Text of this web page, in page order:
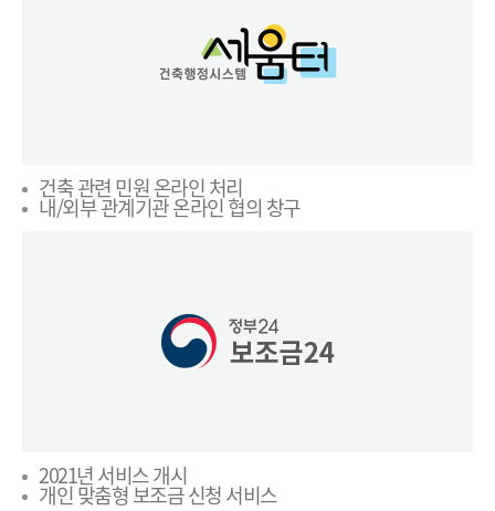
건축 관련 민원 온라인 처리
내/외부 관계기관 온라인 협의 창구
2021년 서비스 개시
개인 맞춤형 보조금 신청 서비스